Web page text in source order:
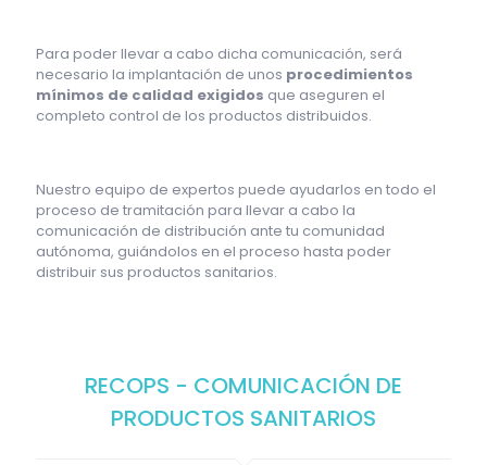
Para poder llevar a cabo dicha comunicación, será
necesario la implantación de unos procedimientos
mínimos de calidad exigidos que aseguren el
completo control de los productos distribuidos.
Nuestro equipo de expertos puede ayudarlos en todo el
proceso de tramitación para llevar a cabo la
comunicación de distribución ante tu comunidad
autónoma, guiándolos en el proceso hasta poder
distribuir sus productos sanitarios.
RECOPS - COMUNICACIÓN DE
PRODUCTOS SANITARIOS